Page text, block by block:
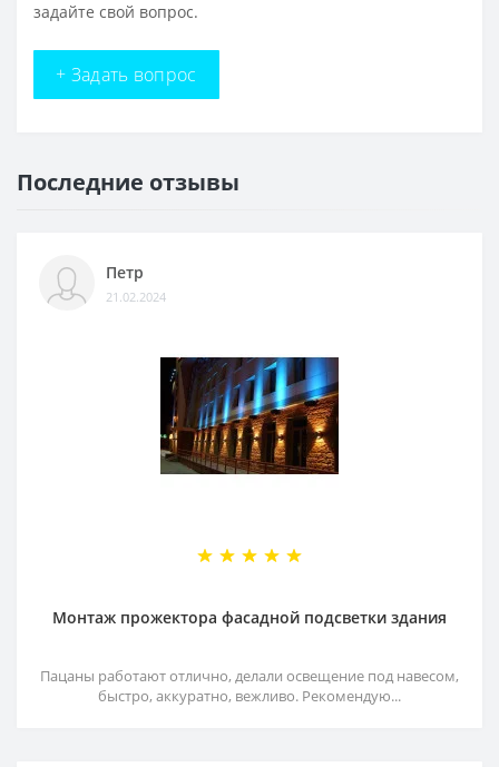
задайте свой вопрос.
+ Задать вопрос
Последние отзывы
Петр
21.02.2024
Монтаж прожектора фасадной подсветки здания
Пацаны работают отлично, делали освещение под навесом,
быстро, аккуратно, вежливо. Рекомендую...